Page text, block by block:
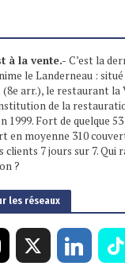
à la vente.- C’est la
le Landerneau : situé
arr.), le restaurant la
de la
1999. Fort de quelque
en moyenne 310
clients 7 jours sur 7. Qui
?
les réseaux